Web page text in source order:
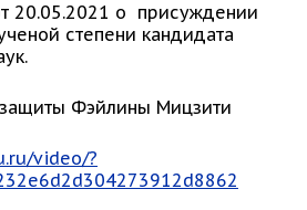
20.05.2021 о присуждении
степени кандидата
Фэйлины Мицзити
video/?